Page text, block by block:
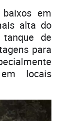
em
alta do
de
para
locais